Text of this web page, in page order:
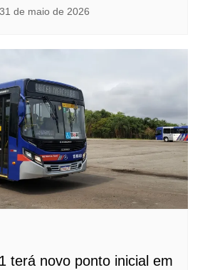
31 de maio de 2026
terá novo ponto inicial em